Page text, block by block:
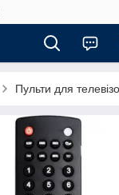
Пульти для